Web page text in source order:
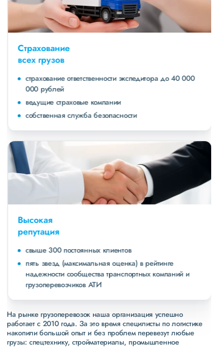
Страхование
всех грузов
страхование ответственности экспедитора до 40 000
000 рублей
ведущие страховые компании
собственная служба безопасности
Высокая
репутация
свыше 300 постоянных клиентов
пять звезд (максимальная оценка) в рейтинге
надежности сообщества транспортных компаний и
грузоперевозчиков АТИ
На рынке грузоперевозок наша организация успешно
работает с 2010 года. За это время специлисты по логистике
накопили большой опыт и без проблем перевезут любые
грузы: спецтехнику, стройматериалы, промышленное